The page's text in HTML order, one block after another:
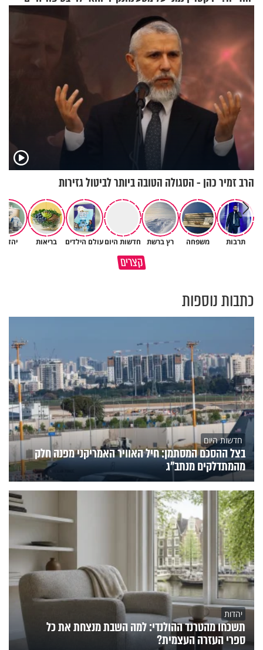
הרב זמיר כהן - הסגולה הטובה ביותר לביטול גזירות
תרבות משפחה רץ ברשת חדשות היוםעולם הילדים בריאות יהדות
קצרים
מתחילים לעבוד לקראת ראש
הרגעים הקשים ביותר בחיים
כתבות נוספות
חדשות היום
בצל ההסכם המסתמן: חיל האוויר האמריקני מפנה חלק
מהמתדלקים מנתב"ג
יהדות
תשכחו מהטרנד ההולנדי: למה השבת מנצחת את כל
ספרי העזרה העצמית?